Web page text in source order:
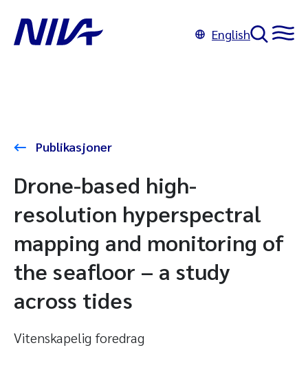
English
Publikasjoner
Drone-based high-
resolution hyperspectral
mapping and monitoring of
the seafloor – a study
across tides
Vitenskapelig foredrag